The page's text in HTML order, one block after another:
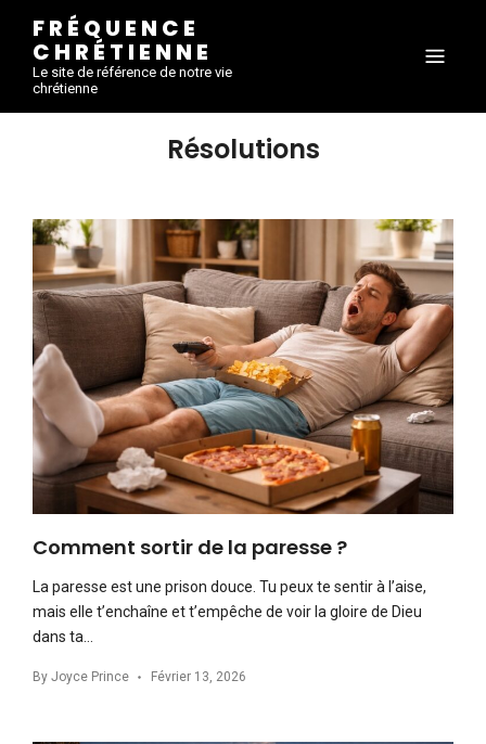
FRÉQUENCE
CHRÉTIENNE
Le site de référence de notre vie
chrétienne
Résolutions
Comment sortir de la paresse ?
La paresse est une prison douce. Tu peux te sentir à l’aise,
mais elle t’enchaîne et t’empêche de voir la gloire de Dieu
dans ta…
By Joyce Prince Février 13, 2026